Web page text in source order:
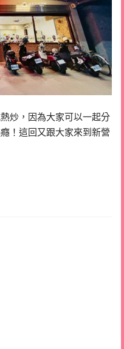
炒，因為大家可以一起分
！這回又跟大家來到新營